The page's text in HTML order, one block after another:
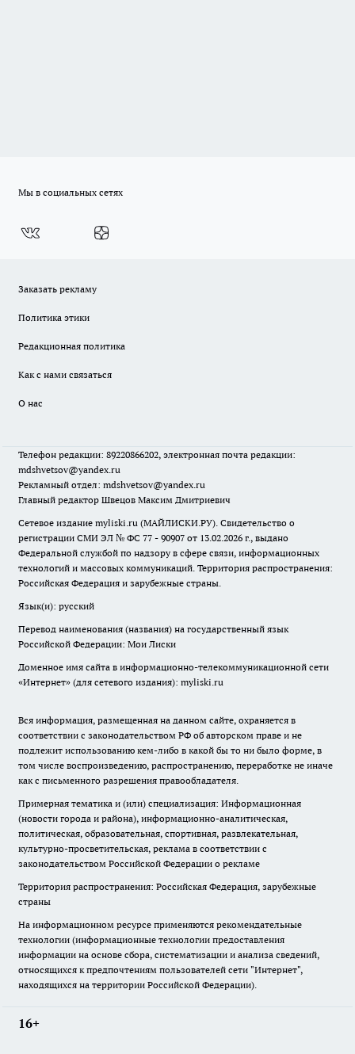
Мы в социальных сетях
Заказать рекламу
Политика этики
Редакционная политика
Как с нами связаться
О нас
Телефон редакции: 89220866202, электронная почта редакции:
mdshvetsov@yandex.ru
Рекламный отдел: mdshvetsov@yandex.ru
Главный редактор Швецов Максим Дмитриевич
Сетевое издание myliski.ru (МАЙЛИСКИ.РУ). Свидетельство о
регистрации СМИ ЭЛ № ФС 77 - 90907 от 13.02.2026 г., выдано
Федеральной службой по надзору в сфере связи, информационных
технологий и массовых коммуникаций. Территория распространения:
Российская Федерация и зарубежные страны.
Язык(и): русский
Перевод наименования (названия) на государственный язык
Российской Федерации: Мои Лиски
Доменное имя сайта в информационно-телекоммуникационной сети
«Интернет» (для сетевого издания): myliski.ru
Вся информация, размещенная на данном сайте, охраняется в
соответствии с законодательством РФ об авторском праве и не
подлежит использованию кем-либо в какой бы то ни было форме, в
том числе воспроизведению, распространению, переработке не иначе
как с письменного разрешения правообладателя.
Примерная тематика и (или) специализация: Информационная
(новости города и района), информационно-аналитическая,
политическая, образовательная, спортивная, развлекательная,
культурно-просветительская, реклама в соответствии с
законодательством Российской Федерации о рекламе
Территория распространения: Российская Федерация, зарубежные
страны
На информационном ресурсе применяются рекомендательные
технологии (информационные технологии предоставления
информации на основе сбора, систематизации и анализа сведений,
относящихся к предпочтениям пользователей сети "Интернет",
находящихся на территории Российской Федерации).
16+